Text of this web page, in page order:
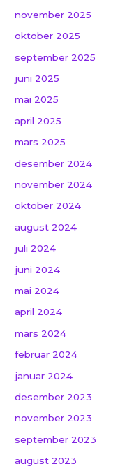
november 2025
oktober 2025
september 2025
juni 2025
mai 2025
april 2025
mars 2025
desember 2024
november 2024
oktober 2024
august 2024
juli 2024
juni 2024
mai 2024
april 2024
mars 2024
februar 2024
januar 2024
desember 2023
november 2023
september 2023
august 2023